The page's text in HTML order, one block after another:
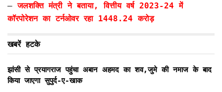
–जलशक्ति मंत्री ने बताया, वित्तीय वर्ष 2023-24 में
कॉरपोरेशन का टर्नओवर रहा 1448.24 करोड़
खबरें हटके
झांसी से प्रयागराज पहुंचा अबान अहमद का शव,जुमे की नमाज के बाद
किया जाएगा सुपुर्द-ए-खाक